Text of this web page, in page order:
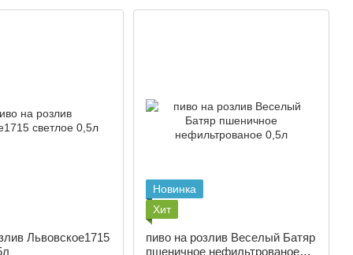
Львовское1715
Новинка
Хит
пиво на розлив Веселый Батяр
пшеничное нефильтрованое